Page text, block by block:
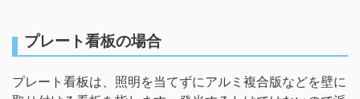
プレート看板の場合
プレート看板は、照明を当てずにアルミ複合版などを壁に